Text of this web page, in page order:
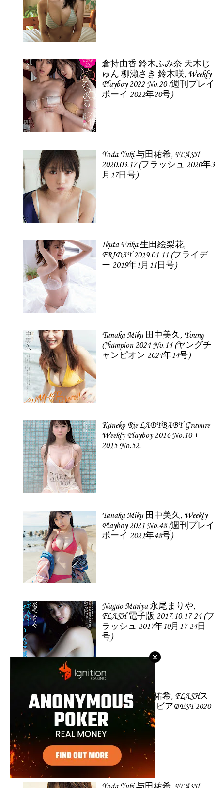
倉持由香 鈴木ふみ奈 天木じ
ゅん 柳瀬さき 鈴木咲, Weekly
Playboy 2022 No.20 (週刊プレイ
ボーイ 2022年20号)
Yoda Yuki 与田祐希, FLASH
2020.03.17 (フラッシュ 2020年3
月17日号)
Ikuta Erika 生田絵梨花,
FRIDAY 2019.01.11 (フライデ
ー 2019年1月11日号)
Tanaka Miku 田中美久, Young
Champion 2024 No.14 (ヤングチ
ャンピオン 2024年14号)
Kaneko Rie LADYBABY Gravure
Weekly Playboy 2016 No.10 +
2015 No.52.
Tanaka Miku 田中美久, Weekly
Playboy 2021 No.48 (週刊プレイ
ボーイ 2021年48号)
Nagao Mariya 永尾まりや,
FLASH 電子版 2017.10.17-24 (フ
ラッシュ 2017年10月17-24日
号)
Yoda Yuki 与田祐希, FLASHス
ペシャル グラビアBEST 2020
年早春号